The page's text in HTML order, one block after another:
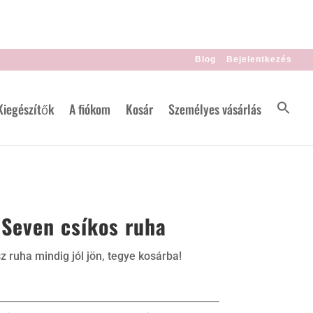
Blog Bejelentkezés
A fiókom Kosár Személyes vásárlás
csíkos ruha
ruha mindig jól jön, tegye kosárba!